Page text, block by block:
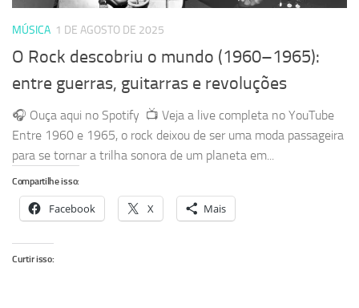
MÚSICA 1 DE AGOSTO DE 2025
O Rock descobriu o mundo (1960–1965):
entre guerras, guitarras e revoluções
🎧 Ouça aqui no Spotify 📺 Veja a live completa no YouTube
Entre 1960 e 1965, o rock deixou de ser uma moda passageira
para se tornar a trilha sonora de um planeta em...
Compartilhe isso:
Facebook X Mais
Curtir isso: